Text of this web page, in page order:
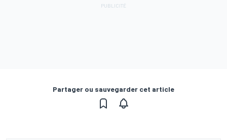
Partager ou sauvegarder cet article